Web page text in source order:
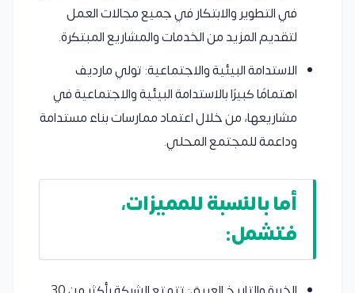
في التطوير والابتكار في جميع مجالات العمل
لتقديم المزيد من الخدمات والمشاريع المبتكرة.
الاستدامة البيئية والاجتماعية: تولي مارديف
اهتمامًا كبيرًا بالاستدامة البيئية والاجتماعية في
مشاريعها، من خلال اعتماد ممارسات بناء مستدامة
وداعمة للمجتمع المحلي.
أما بالنسبة للمميزات،
فتشمل: